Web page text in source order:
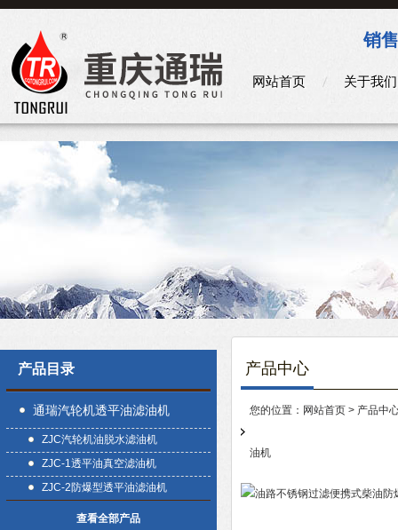
销
网站首页 关于我们
产品目录
通瑞汽轮机透平油滤油机
ZJC汽轮机油脱水滤油机
ZJC-1透平油真空滤油机
ZJC-2防爆型透平油滤油机
查看全部产品
产品中心
您的位置： 网站首页 > 产品中
油机